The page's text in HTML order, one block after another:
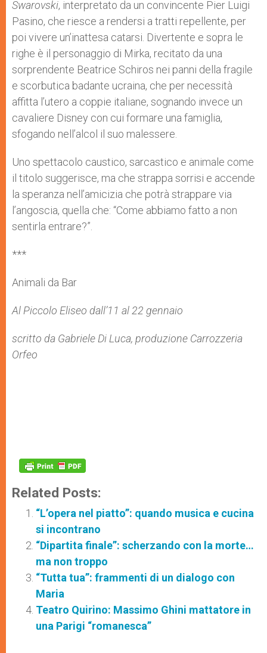
Swarovski, interpretato da un convincente Pier Luigi
Pasino, che riesce a rendersi a tratti repellente, per
poi vivere un’inattesa catarsi. Divertente e sopra le
righe è il personaggio di Mirka, recitato da una
sorprendente Beatrice Schiros nei panni della fragile
e scorbutica badante ucraina, che per necessità
affitta l’utero a coppie italiane, sognando invece un
cavaliere Disney con cui formare una famiglia,
sfogando nell’alcol il suo malessere.
Uno spettacolo caustico, sarcastico e animale come
il titolo suggerisce, ma che strappa sorrisi e accende
la speranza nell’amicizia che potrà strappare via
l’angoscia, quella che: “Come abbiamo fatto a non
sentirla entrare?”.
***
Animali da Bar
Al Piccolo Eliseo dall’11 al 22 gennaio
scritto da Gabriele Di Luca, produzione Carrozzeria
Orfeo
Related Posts:
“L’opera nel piatto”: quando musica e cucina
si incontrano
“Dipartita finale”: scherzando con la morte…
ma non troppo
“Tutta tua”: frammenti di un dialogo con
Maria
Teatro Quirino: Massimo Ghini mattatore in
una Parigi “romanesca”